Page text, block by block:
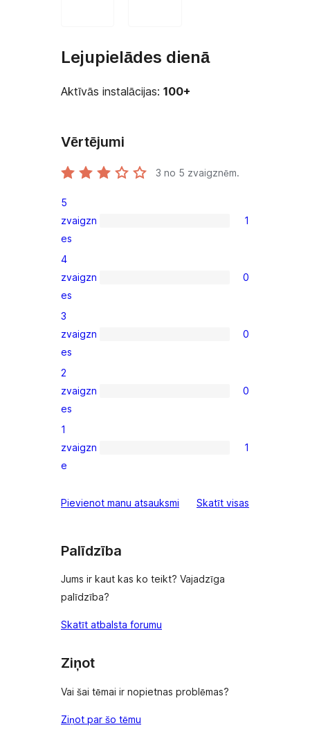
Lejupielādes dienā
Aktīvās instalācijas: 100+
Vērtējumi
3 no 5 zvaigznēm.
1
5-
star
review
5
zvaigzn
es
1
0
4-
star
reviews
4
zvaigzn
es
0
0
3-
star
reviews
3
zvaigzn
es
0
0
2-
star
reviews
2
zvaigzn
es
0
1
1-
review
1
zvaigzn
e
1
Pievienot manu atsauksmi Skatīt visas
Palīdzība
Jums ir kaut kas ko teikt? Vajadzīga
palīdzība?
Skatīt atbalsta forumu
Ziņot
Vai šai tēmai ir nopietnas problēmas?
Ziņot par šo tēmu